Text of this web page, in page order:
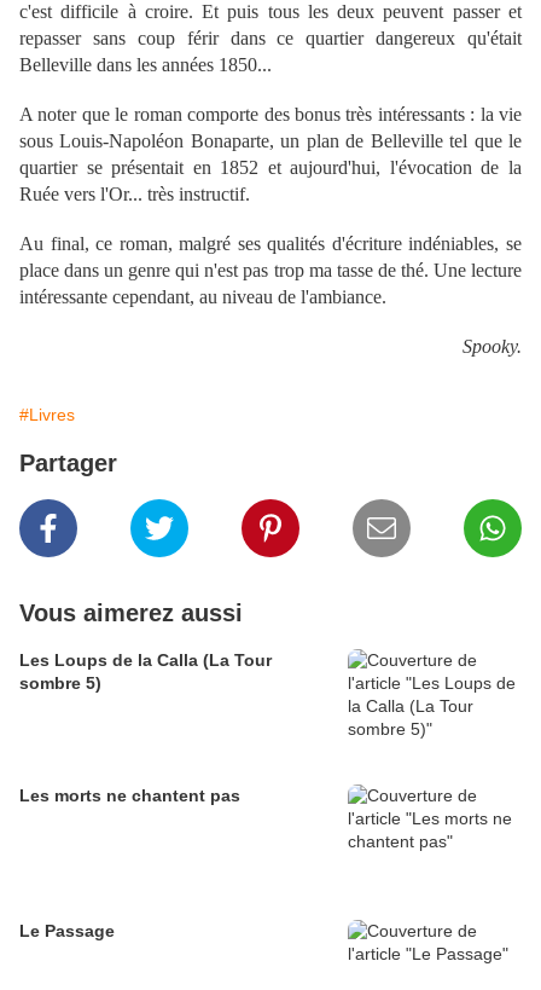
c'est difficile à croire. Et puis tous les deux peuvent passer et
repasser sans coup férir dans ce quartier dangereux qu'était
Belleville dans les années 1850...
A noter que le roman comporte des bonus très intéressants : la vie
sous Louis-Napoléon Bonaparte, un plan de Belleville tel que le
quartier se présentait en 1852 et aujourd'hui, l'évocation de la
Ruée vers l'Or... très instructif.
Au final, ce roman, malgré ses qualités d'écriture indéniables, se
place dans un genre qui n'est pas trop ma tasse de thé. Une lecture
intéressante cependant, au niveau de l'ambiance.
Spooky.
#Livres
Partager
Vous aimerez aussi
Les Loups de la Calla (La Tour
sombre 5)
Les morts ne chantent pas
Le Passage